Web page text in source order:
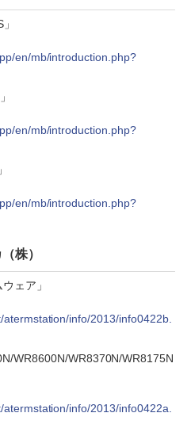
en/mb/introduction.php?
en/mb/introduction.php?
en/mb/introduction.php?
株）
ェア」
info/2013/info0422b.
WR8600N/WR8370N/WR8175N
info/2013/info0422a.